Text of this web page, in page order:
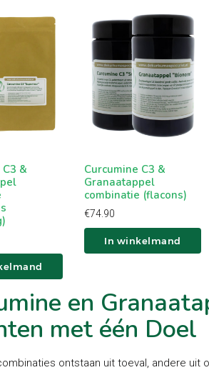
&
In winkelwagen
Curcumine C3 &
Granaatappel
combinatie (flacons)
€74.90
In winkelmand
en
met één Doel
ontstaan uit toeval, andere uit